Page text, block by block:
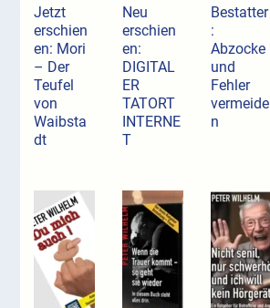
Jetzt
erschien
en: Mori
– Der
Teufel
von
Waibsta
dt
Neu
erschien
en:
DIGITAL
ER
TATORT
INTERNE
T
Bestatter
:
Abzocke
und
Fehler
vermeide
n